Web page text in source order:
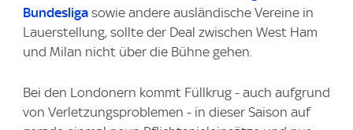
Bundesliga sowie andere ausländische Vereine in
Lauerstellung, sollte der Deal zwischen West Ham
und Milan nicht über die Bühne gehen.
Bei den Londonern kommt Füllkrug - auch aufgrund
von Verletzungsproblemen - in dieser Saison auf